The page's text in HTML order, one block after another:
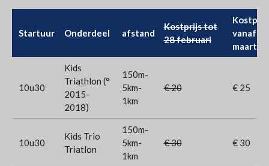
Startuur Onderdeel afstand
Kostprijs tot
28 februari
vanaf 1
maart
10u30
Kids
Triathlon (°
2015-
2018)
150m-
5km-
1km
€ 20 € 25
10u30
Kids Trio
Triatlon
150m-
5km-
1km
€ 30 € 30